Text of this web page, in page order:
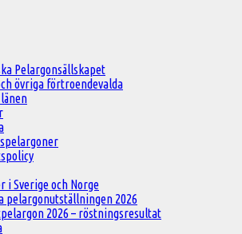
Pelargonsällskapet
övriga förtroendevalda
i Sverige och Norge
pelargonutställningen 2026
2026 – röstningsresultat